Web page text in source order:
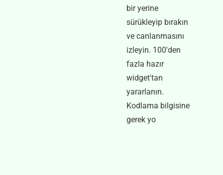
bir yerine
sürükleyip bırakın
ve canlanmasını
izleyin. 100'den
fazla hazır
widget'tan
yararlanın.
Kodlama bilgisine
gerek yo